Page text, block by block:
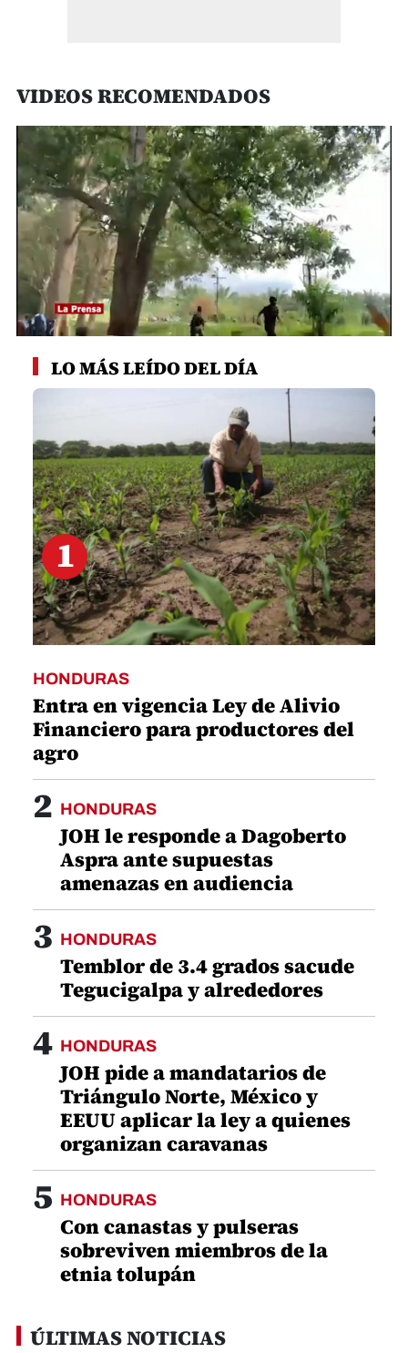
VIDEOS RECOMENDADOS
secondsLO MÁS LEÍDO DEL DÍA
1
HONDURAS
Entra en vigencia Ley de Alivio
Financiero para productores del
agro
2 HONDURAS
JOH le responde a Dagoberto
Aspra ante supuestas
amenazas en audiencia
3 HONDURAS
Temblor de 3.4 grados sacude
Tegucigalpa y alrededores
4 HONDURAS
JOH pide a mandatarios de
Triángulo Norte, México y
EEUU aplicar la ley a quienes
organizan caravanas
5 HONDURAS
Con canastas y pulseras
sobreviven miembros de la
etnia tolupán
ÚLTIMAS NOTICIAS